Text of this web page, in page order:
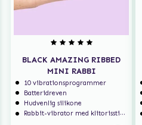
BLACK AMAZING RIBBED
MINI RABBI
10 vibrationsprogrammer
Batteridreven
Hudvenlig silikone
Rabbit-vibrator med klitorisstimulering